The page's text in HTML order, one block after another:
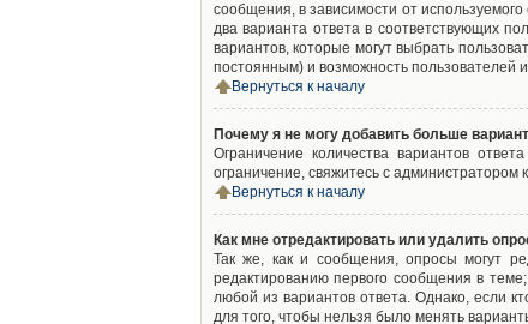
сообщения, в зависимости от
два варианта ответа в соответствующих
вариантов, которые могут выбрать
постоянным) и возможность пользователей
Вернуться к началу
Почему я не могу добавить больше
Ограничение количества вариантов
ограничение, свяжитесь с администратором
Вернуться к началу
Как мне отредактировать или удалить
Так же, как и сообщения, опросы могут
редактированию первого сообщения в
любой из вариантов ответа. Однако, если
для того, чтобы нельзя было менять